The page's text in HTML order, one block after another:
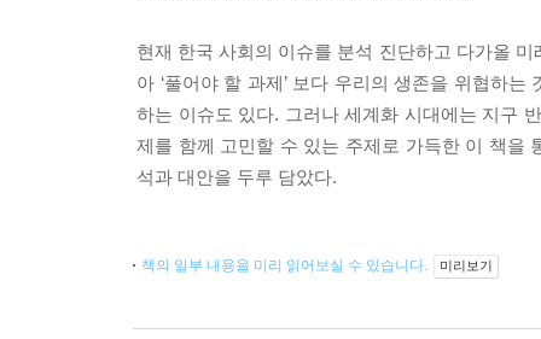
현재 한국 사회의 이슈를 분석 진단하고 다가올
아 ‘풀어야 할 과제’ 보다 우리의 생존을 위협하
하는 이슈도 있다. 그러나 세계화 시대에는 지구
제를 함께 고민할 수 있는 주제로 가득한 이 책을
석과 대안을 두루 담았다.
책의 일부 내용을 미리 읽어보실 수 있습니다. 미리보기